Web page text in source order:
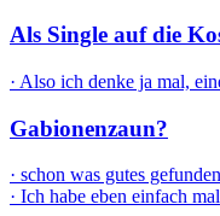
Als Single auf die
· Also ich denke ja mal,
Gabionenzaun?
· schon was gutes
· Ich habe eben einfach mal